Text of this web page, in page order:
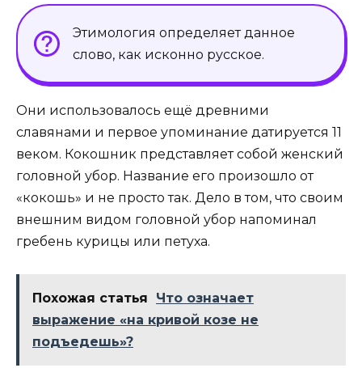
Этимология определяет данное
слово, как исконно русское.
Они использовалось ещё древними
славянами и первое упоминание датируется 11
веком. Кокошник представляет собой женский
головной убор. Название его произошло от
«кокошь» и не просто так. Дело в том, что своим
внешним видом головной убор напоминал
гребень курицы или петуха.
Похожая статья
Что означает
выражение «на кривой козе не
подъедешь»?